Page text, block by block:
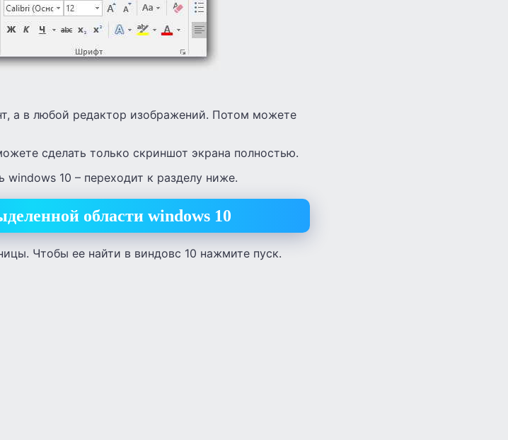
а в любой редактор изображений. Потом можете
сделать только скриншот экрана полностью.
windows 10 – переходит к разделу ниже.
области windows 10
Чтобы ее найти в виндовс 10 нажмите пуск.